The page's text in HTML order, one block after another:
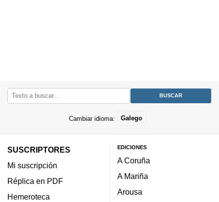
Cambiar idioma: Galego
SUSCRIPTORES
Mi suscripción
Réplica en PDF
Hemeroteca
EDICIONES
A Coruña
A Mariña
Arousa